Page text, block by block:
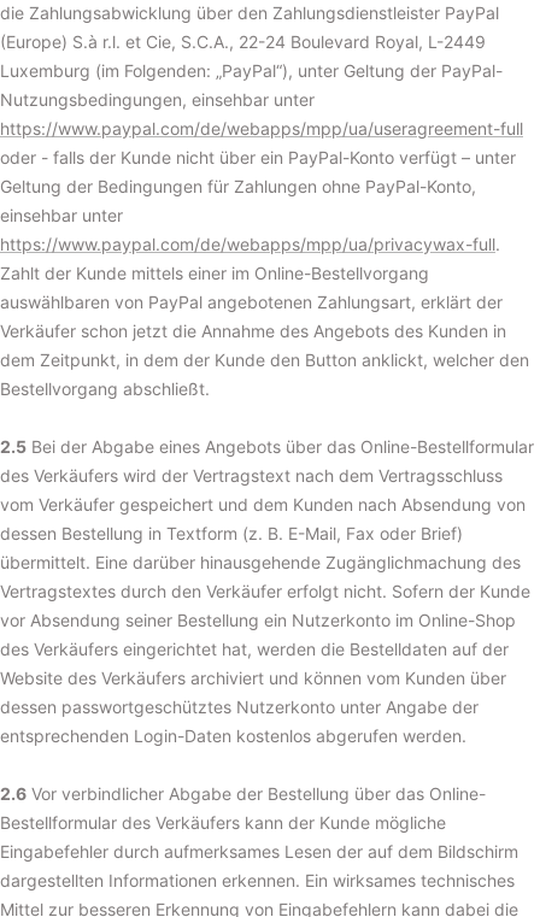
die Zahlungsabwicklung über den Zahlungsdienstleister PayPal
(Europe) S.à r.l. et Cie, S.C.A., 22-24 Boulevard Royal, L-2449
Luxemburg (im Folgenden: „PayPal“), unter Geltung der PayPal-
Nutzungsbedingungen, einsehbar unter
https://www.paypal.com/de/webapps/mpp/ua/useragreement-full
oder - falls der Kunde nicht über ein PayPal-Konto verfügt – unter
Geltung der Bedingungen für Zahlungen ohne PayPal-Konto,
einsehbar unter
https://www.paypal.com/de/webapps/mpp/ua/privacywax-full.
Zahlt der Kunde mittels einer im Online-Bestellvorgang
auswählbaren von PayPal angebotenen Zahlungsart, erklärt der
Verkäufer schon jetzt die Annahme des Angebots des Kunden in
dem Zeitpunkt, in dem der Kunde den Button anklickt, welcher den
Bestellvorgang abschließt.
2.5 Bei der Abgabe eines Angebots über das Online-Bestellformular
des Verkäufers wird der Vertragstext nach dem Vertragsschluss
vom Verkäufer gespeichert und dem Kunden nach Absendung von
dessen Bestellung in Textform (z. B. E-Mail, Fax oder Brief)
übermittelt. Eine darüber hinausgehende Zugänglichmachung des
Vertragstextes durch den Verkäufer erfolgt nicht. Sofern der Kunde
vor Absendung seiner Bestellung ein Nutzerkonto im Online-Shop
des Verkäufers eingerichtet hat, werden die Bestelldaten auf der
Website des Verkäufers archiviert und können vom Kunden über
dessen passwortgeschütztes Nutzerkonto unter Angabe der
entsprechenden Login-Daten kostenlos abgerufen werden.
2.6 Vor verbindlicher Abgabe der Bestellung über das Online-
Bestellformular des Verkäufers kann der Kunde mögliche
Eingabefehler durch aufmerksames Lesen der auf dem Bildschirm
dargestellten Informationen erkennen. Ein wirksames technisches
Mittel zur besseren Erkennung von Eingabefehlern kann dabei die